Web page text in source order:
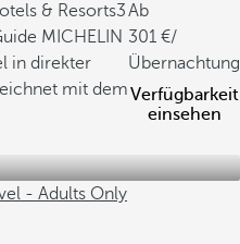
& Resorts3
MICHELIN
in direkter
mit dem
Ab
301
/
Übernachtung
Verfügbarkeit
einsehen
- Adults Only